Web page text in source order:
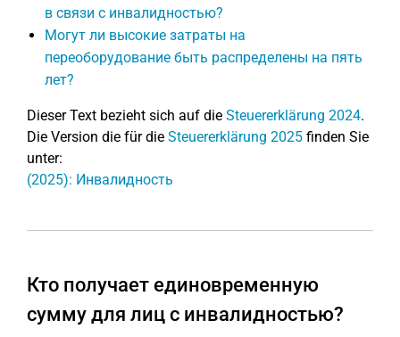
в связи с инвалидностью?
Могут ли высокие затраты на
переоборудование быть распределены на пять
лет?
Dieser Text bezieht sich auf die Steuererklärung 2024.
Die Version die für die Steuererklärung 2025 finden Sie
unter:
(2025): Инвалидность
Кто получает единовременную
сумму для лиц с инвалидностью?